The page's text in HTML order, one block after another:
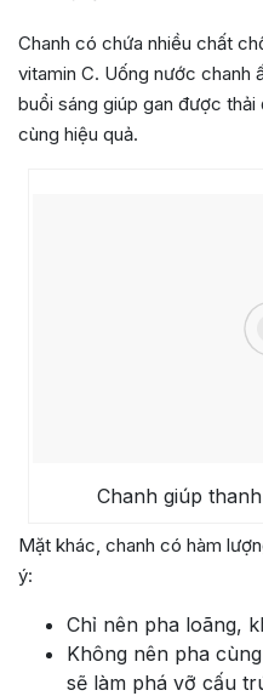
Chanh có chứa nhiều chất
vitamin C. Uống nước chanh
buổi sáng giúp gan được
cùng hiệu quả.
Chanh giúp
Mặt khác, chanh có hàm
ý:
Chỉ nên pha loãng,
Không nên pha
sẽ làm phá vỡ cấu